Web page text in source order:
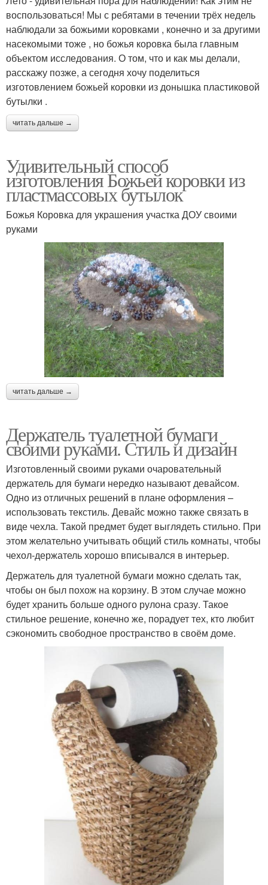
воспользоваться! Мы с ребятами в течении трёх недель
наблюдали за божьими коровками , конечно и за другими
насекомыми тоже , но божья коровка была главным
объектом исследования. О том, что и как мы делали,
расскажу позже, а сегодня хочу поделиться
изготовлением божьей коровки из донышка пластиковой
бутылки .
читать дальше →
Удивительный способ
изготовления Божьей коровки из
пластмассовых бутылок
Божья Коровка для украшения участка ДОУ своими
руками
читать дальше →
Держатель туалетной бумаги
своими руками. Стиль и дизайн
Изготовленный своими руками очаровательный
держатель для бумаги нередко называют девайсом.
Одно из отличных решений в плане оформления –
использовать текстиль. Девайс можно также связать в
виде чехла. Такой предмет будет выглядеть стильно. При
этом желательно учитывать общий стиль комнаты, чтобы
чехол-держатель хорошо вписывался в интерьер.
Держатель для туалетной бумаги можно сделать так,
чтобы он был похож на корзину. В этом случае можно
будет хранить больше одного рулона сразу. Такое
стильное решение, конечно же, порадует тех, кто любит
сэкономить свободное пространство в своём доме.